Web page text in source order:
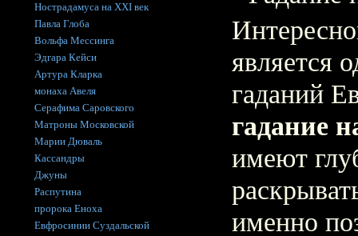
является
гаданий
гадание
имеют
именно
Нострадамуса на XXI век
Павла Глоба
Вольфа Мессинга
Эдгара Кейси
Артура Кларка
монаха Авеля
Серафима Саровского
Матроны Московской
Марии Дюваль
Кассандры
Джуны
Распутина
пророка Еноха
Евфросинии Суздальской